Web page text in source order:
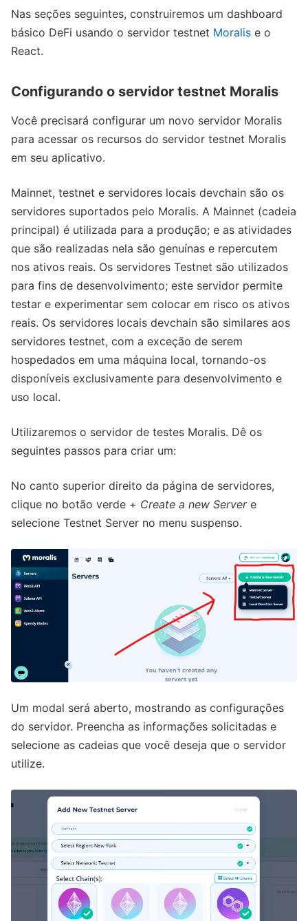
Nas seções seguintes, construiremos um dashboard
básico DeFi usando o servidor testnet Moralis e o
React.
Configurando o servidor testnet Moralis
Você precisará configurar um novo servidor Moralis
para acessar os recursos do servidor testnet Moralis
em seu aplicativo.
Mainnet, testnet e servidores locais devchain são os
servidores suportados pelo Moralis. A Mainnet (cadeia
principal) é utilizada para a produção; e as atividades
que são realizadas nela são genuínas e repercutem
nos ativos reais. Os servidores Testnet são utilizados
para fins de desenvolvimento; este servidor permite
testar e experimentar sem colocar em risco os ativos
reais. Os servidores locais devchain são similares aos
servidores testnet, com a exceção de serem
hospedados em uma máquina local, tornando-os
disponíveis exclusivamente para desenvolvimento e
uso local.
Utilizaremos o servidor de testes Moralis. Dê os
seguintes passos para criar um:
No canto superior direito da página de servidores,
clique no botão verde + Create a new Servere
selecione Testnet Server no menu suspenso.
Um modal será aberto, mostrando as configurações
do servidor. Preencha as informações solicitadas e
selecione as cadeias que você deseja que o servidor
utilize.